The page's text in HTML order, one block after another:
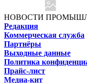
НОВОСТИ
Редакция
Коммерческая служба
Партнёры
Выходные данные
Политика
Прайс-лист
Медиа-кит